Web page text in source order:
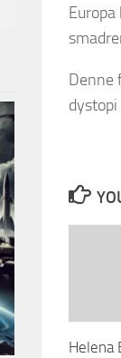
Denne
dystopi
Helena